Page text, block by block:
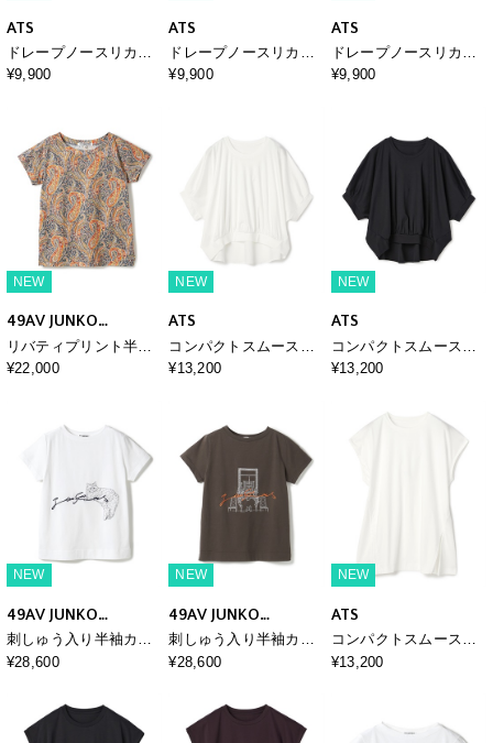
ATS
ドレープノースリカッ
トソー
¥9,900
ATS
ドレープノースリカッ
トソー
¥9,900
ATS
ドレープノースリカッ
トソー
¥9,900
NEW
49AV JUNKO
SHIMADA
リバティプリント半袖
プルオーバー
¥22,000
NEW
ATS
コンパクトスムースド
ルマンプルオーバー
¥13,200
NEW
ATS
コンパクトスムースド
ルマンプルオーバー
¥13,200
NEW
49AV JUNKO
SHIMADA
刺しゅう入り半袖カッ
トソー
¥28,600
NEW
49AV JUNKO
SHIMADA
刺しゅう入り半袖カッ
トソー
¥28,600
NEW
ATS
コンパクトスムースプ
ルオーバー
¥13,200